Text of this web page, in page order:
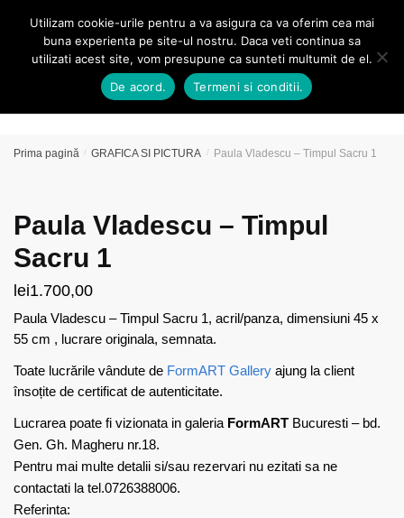
navigation
content
MENU
Prima pagină / GRAFICA SI PICTURA / Paula Vladescu – Timpul Sacru 1
Paula Vladescu – Timpul
Sacru 1
lei1.700,00
Paula Vladescu – Timpul Sacru 1, acril/panza, dimensiuni 45 x
55 cm , lucrare originala, semnata.
Toate lucrările vândute de FormART Gallery ajung la client
însoțite de certificat de autenticitate.
Lucrarea poate fi vizionata in galeria FormART Bucuresti – bd.
Gen. Gh. Magheru nr.18.
Pentru mai multe detalii si/sau rezervari nu ezitati sa ne
contactati la tel.0726388006.
Referinta:
Utilizam cookie-urile pentru a va asigura ca va oferim cea mai
buna experienta pe site-ul nostru. Daca veti continua sa
utilizati acest site, vom presupune ca sunteti multumit de el.
De acord.
Termeni si conditii.